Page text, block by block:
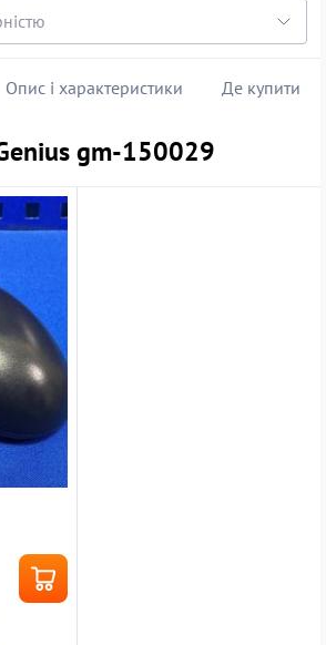
Опис і характеристики Де купити
gm-150029